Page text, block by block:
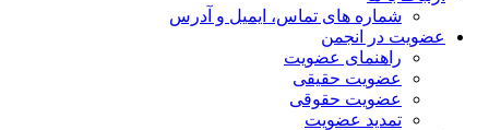
شماره های تماس، ایمیل و آدرس
عضویت در انجمن
راهنمای عضویت
عضویت حقیقی
عضویت حقوقی
تمدید عضویت